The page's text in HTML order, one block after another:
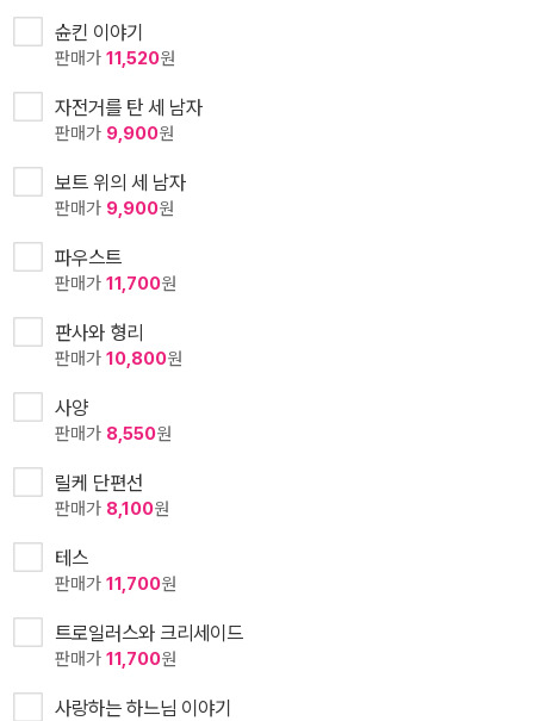
슌킨 이야기
판매가 11,520원
자전거를 탄 세 남자
판매가 9,900원
보트 위의 세 남자
판매가 9,900원
파우스트
판매가 11,700원
판사와 형리
판매가 10,800원
사양
판매가 8,550원
릴케 단편선
판매가 8,100원
테스
판매가 11,700원
트로일러스와 크리세이드
판매가 11,700원
사랑하는 하느님 이야기